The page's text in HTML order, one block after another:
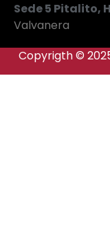
Sede 5 Pitalito,
Valvanera
Copyrigth ©